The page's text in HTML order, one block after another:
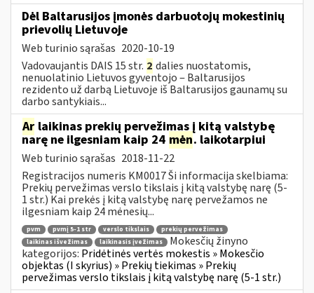
Dėl Baltarusijos įmonės darbuotojų mokestinių
prievolių Lietuvoje
Web turinio sąrašas 2020-10-19
Vadovaujantis DAIS 15 str. 2 dalies nuostatomis,
nenuolatinio Lietuvos gyventojo ‒ Baltarusijos
rezidento už darbą Lietuvoje iš Baltarusijos gaunamų su
darbo santykiais...
Ar laikinas prekių pervežimas į kitą valstybę
narę ne ilgesniam kaip 24 mėn. laikotarpiui
Web turinio sąrašas 2018-11-22
Registracijos numeris KM0017 Ši informacija skelbiama:
Prekių pervežimas verslo tikslais į kitą valstybę narę (5-
1 str.) Kai prekės į kitą valstybę narę pervežamos ne
ilgesniam kaip 24 mėnesių...
pvm pvmį 5-1 str verslo tikslais
prekių pervežimas
laikinas išvežimas
laikinasis įvežimas
Mokesčių žinyno
kategorijos: Pridėtinės vertės mokestis » Mokesčio
objektas (I skyrius) » Prekių tiekimas » Prekių
pervežimas verslo tikslais į kitą valstybę narę (5-1 str.)